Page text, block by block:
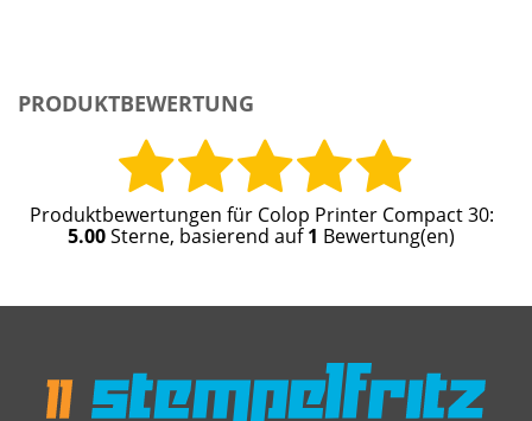
PRODUKTBEWERTUNG
Produktbewertungen für Colop Printer Compact 30:
5.00Sterne, basierend auf1 Bewertung(en)